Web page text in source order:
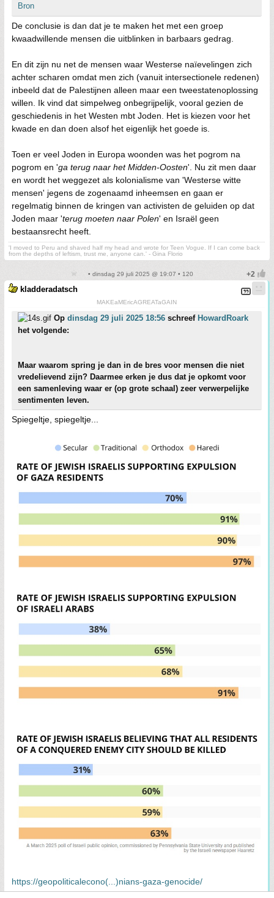
Bron
De conclusie is dan dat je te maken het met een groep
kwaadwillende mensen die uitblinken in barbaars gedrag.
En dit zijn nu net de mensen waar Westerse naïevelingen zich
achter scharen omdat men zich (vanuit intersectionele redenen)
inbeeld dat de Palestijnen alleen maar een tweestatenoplossing
willen. Ik vind dat simpelweg onbegrijpelijk, vooral gezien de
geschiedenis in het Westen mbt Joden. Het is kiezen voor het
kwade en dan doen alsof het eigenlijk het goede is.
Toen er veel Joden in Europa woonden was het pogrom na
pogrom en 'ga terug naar het Midden-Oosten'. Nu zit men daar
en wordt het weggezet als kolonialisme van 'Westerse witte
mensen' jegens de zogenaamd inheemsen en gaan er
regelmatig binnen de kringen van activisten de geluiden op dat
Joden maar 'terug moeten naar Polen' en Israël geen
bestaansrecht heeft.
'I moved to Peru and shaved half my head and wrote for Teen Vogue. If I can come back
from the depths of leftism, trust me, anyone can.' - Gina Florio
• dinsdag 29 juli 2025 @ 19:07 • 120
kladderadatsch
MAKEaMEricAGREATaGAIN
Op dinsdag 29 juli 2025 18:56 schreef HowardRoark
het volgende:
Maar waarom spring je dan in de bres voor mensen die niet
vredelievend zijn? Daarmee erken je dus dat je opkomt voor
een samenleving waar er (op grote schaal) zeer verwerpelijke
sentimenten leven.
Spiegeltje, spiegeltje...
https://geopoliticalecono(...)nians-gaza-genocide/